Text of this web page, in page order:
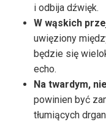
i odbija dźwięk.
W wąskich
uwięziony
będzie się
echo.
Na twardym,
powinien być
tłumiących